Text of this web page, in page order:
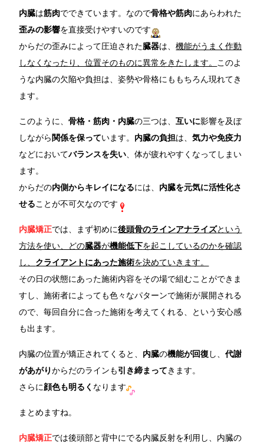
内臓は筋肉でできています。なので骨格や筋肉にあらわれた
歪みの影響を直接受けやすいのです
からだの歪みによって圧迫された臓器は、機能がうまく作動
しなくなったり、位置そのものに異常をきたします。 このよ
うな内臓の欠陥や負担は、姿勢や骨格にももちろん現れてき
ます。
このように、骨格・筋肉・内臓の三つは、互いに影響を及ぼ
しながら 関係を保っています。 内臓の負担は、気力や免疫力
などにおいてバランスを失い 、体が疲れやすくなってしまい
ます。
からだの内側からキレイになるには、 内臓を元気に活性化さ
せることが不可欠なのです
内臓矯正では、まず初めに後頭骨のラインアナライズという
方法を使い、どの臓器が機能低下を起こしているのかを確認
し、 クライアントにあった施術を決めていきます。
その日の状態にあった施術内容をその場で組むことができま
すし、施術者によっても色々なパターンで施術が展開される
ので、毎回自分に合った施術を考えてくれる、という安心感
も出ます。
内臓の位置が矯正されてくると、 内臓の機能が回復 し、代謝
があがりからだのラインも引き締まってきます。
さらに顔色も明るく なります
まとめますね。
内臓矯正では後頭部と背中にでる内臓反射を利用し、内臓の